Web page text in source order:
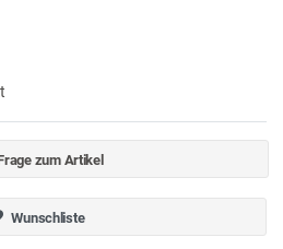
zum Artikel
Wunschliste